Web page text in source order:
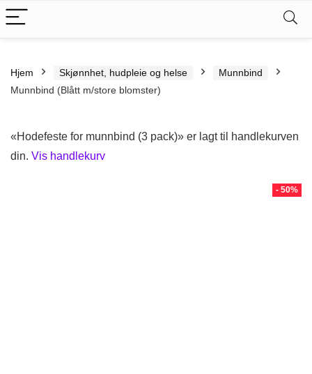
Hjem Skjønnhet, hudpleie og helse
Munnbind
Munnbind (Blått m/store blomster)
«Hodefeste for munnbind (3 pack)» er lagt til handlekurven
din. Vis handlekurv
- 50%